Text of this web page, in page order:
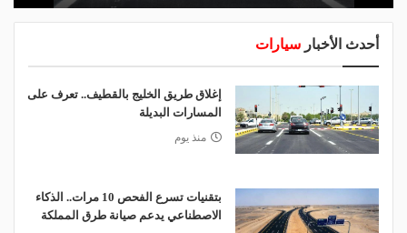
أحدث الأخبار سيارات
إغلاق طريق الخليج بالقطيف.. تعرف على
المسارات البديلة
منذ يوم
بتقنيات تسرع الفحص 10 مرات.. الذكاء
الاصطناعي يدعم صيانة طرق المملكة